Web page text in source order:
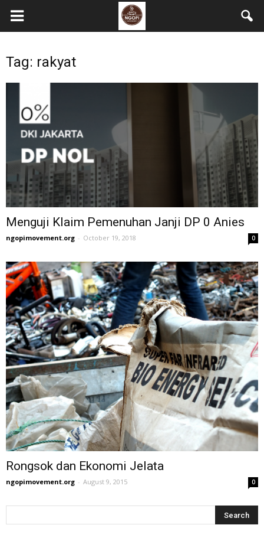
Tag: rakyat
Menguji Klaim Pemenuhan Janji DP 0 Anies
ngopimovement.org - October 19, 2018 0
Rongsok dan Ekonomi Jelata
ngopimovement.org - August 9, 2015 0